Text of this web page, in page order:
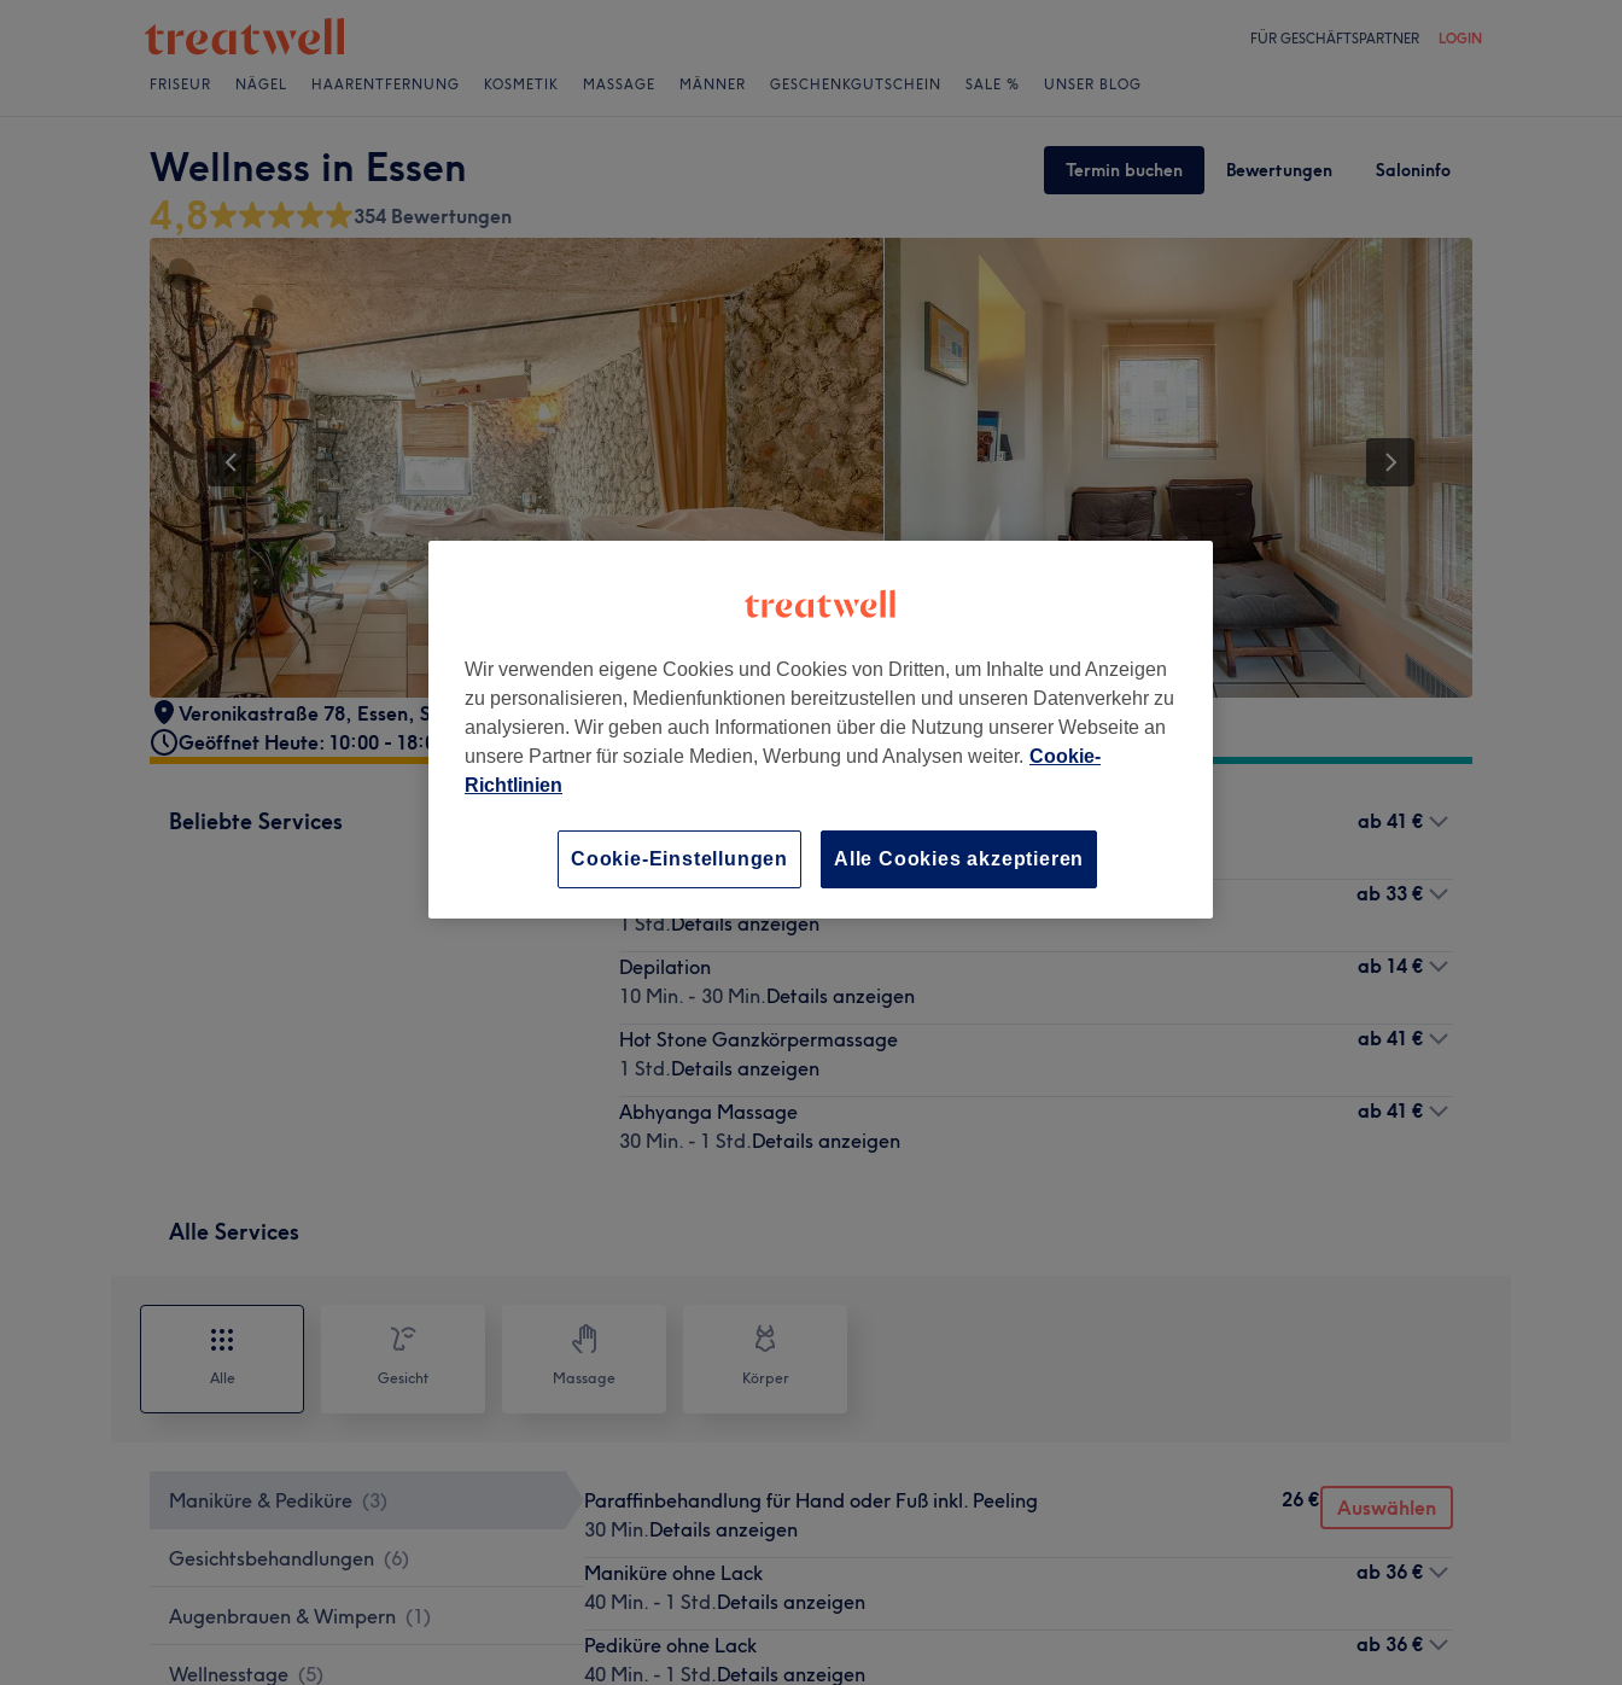
FÜR GESCHÄFTSPARTNER LOGIN
FRISEUR NÄGEL HAARENTFERNUNG KOSMETIK MASSAGE MÄNNER GESCHENKGUTSCHEIN SALE % UNSER BLOG
Wellness in Essen Termin buchen Bewertungen Saloninfo
4,8 354 Bewertungen
Veronikastraße 78, Essen, Stadtbezirk II, 45131
Geöffnet Heute: 10:00 - 18:00
Beliebte Services
30 Min.Details anzeigen
ab 41 €
Gesichtsbehandlung - Ausreinigung
1 Std.Details anzeigen
ab 33 €
Depilation
10 Min. - 30 Min.Details anzeigen
ab 14 €
Hot Stone Ganzkörpermassage
1 Std.Details anzeigen
ab 41 €
Abhyanga Massage
30 Min. - 1 Std.Details anzeigen
ab 41 €
Alle Services
Alle Gesicht Massage Körper
Maniküre & Pediküre (3)
Gesichtsbehandlungen (6)
Augenbrauen & Wimpern (1)
Wellnesstage (5)
Paraffinbehandlung für Hand oder Fuß inkl. Peeling
30 Min.Details anzeigen
26 € Auswählen
Maniküre ohne Lack
40 Min. - 1 Std.Details anzeigen
ab 36 €
Pediküre ohne Lack
40 Min. - 1 Std.Details anzeigen
ab 36 €
Wir verwenden eigene Cookies und Cookies von Dritten, um Inhalte und Anzeigen
zu personalisieren, Medienfunktionen bereitzustellen und unseren Datenverkehr zu
analysieren. Wir geben auch Informationen über die Nutzung unserer Webseite an
unsere Partner für soziale Medien, Werbung und Analysen weiter. Cookie-
Richtlinien
Cookie-Einstellungen Alle Cookies akzeptieren